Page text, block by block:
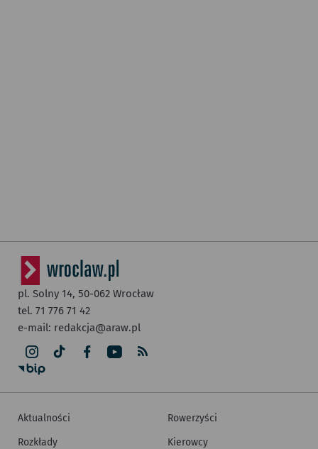
pl. Solny 14, 50-062 Wrocław
tel. 71 776 71 42
e-mail: redakcja@araw.pl
Aktualności
Rozkłady
Rowerzyści
Kierowcy